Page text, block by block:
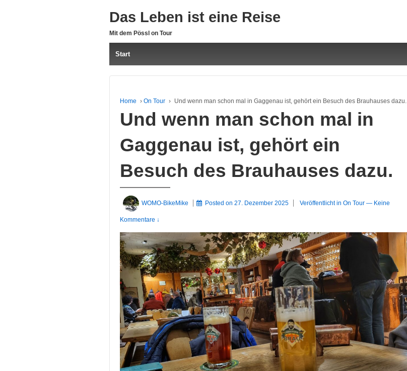
Das Leben ist eine Reise
Mit dem Pössl on Tour
Start
Home › On Tour › Und wenn man schon mal in Gaggenau ist, gehört ein Besuch des Brauhauses dazu.
Und wenn man schon mal in
Gaggenau ist, gehört ein
Besuch des Brauhauses dazu.
WOMO-BikeMike Posted on27. Dezember 2025 Veröffentlicht inOn Tour — Keine
Kommentare ↓